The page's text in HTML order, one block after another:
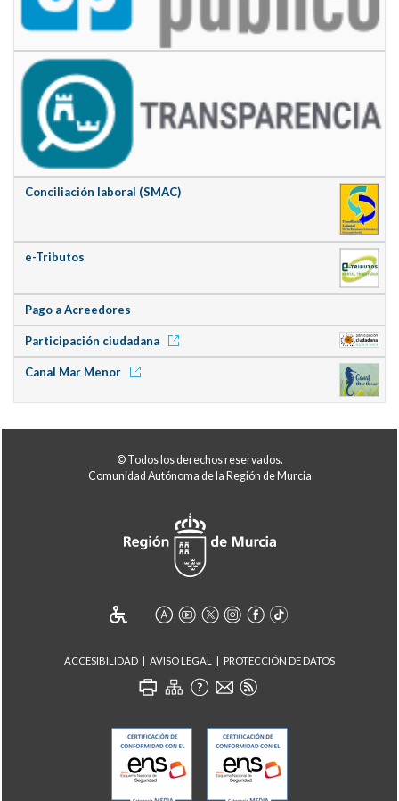
Conciliación laboral (SMAC)
e-Tributos
Pago a Acreedores
Participación ciudadana
Canal Mar Menor
© Todos los derechos reservados.
Comunidad Autónoma de la Región de Murcia
ACCESIBILIDAD AVISO LEGAL PROTECCIÓN DE DATOS